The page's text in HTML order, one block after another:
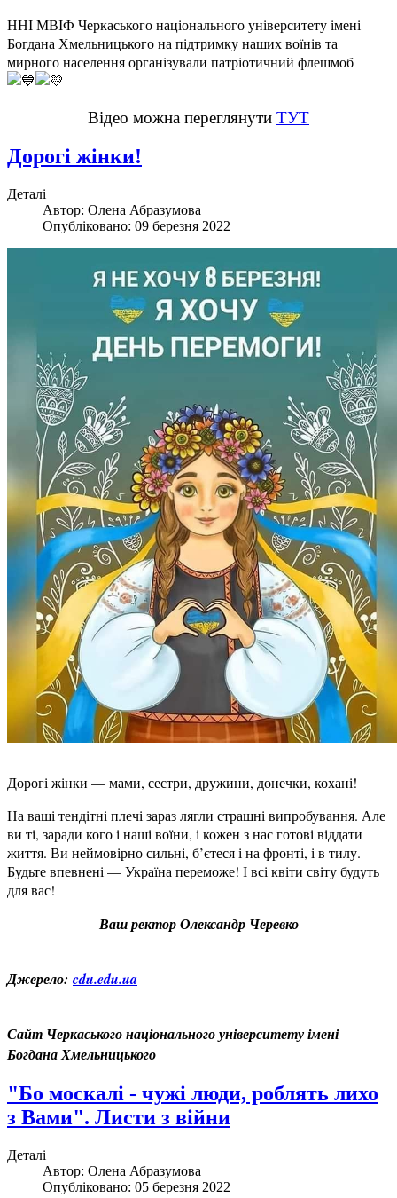
ННІ МВІФ Черкаського національного університету імені
Богдана Хмельницького на підтримку наших воїнів та
мирного населення організували патріотичний флешмоб
Відео можна переглянути ТУТ
Дорогі жінки!
Деталі
Автор: Олена Абразумова
Опубліковано: 09 березня 2022
Дорогі жінки — мами, сестри, дружини, донечки, кохані!
На ваші тендітні плечі зараз лягли страшні випробування. Але
ви ті, заради кого і наші воїни, і кожен з нас готові віддати
життя. Ви неймовірно сильні, б’єтеся і на фронті, і в тилу.
Будьте впевнені — Україна переможе! І всі квіти світу будуть
для вас!
Ваш ректор Олександр Черевко
Джерело: cdu.edu.ua
Сайт Черкаського національного університету імені
Богдана Хмельницького
"Бо москалі - чужі люди, роблять лихо
з Вами". Листи з війни
Деталі
Автор: Олена Абразумова
Опубліковано: 05 березня 2022